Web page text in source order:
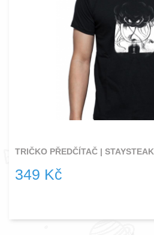
TRIČKO PŘEDČÍTAČ | STAYSTEAK
349 Kč